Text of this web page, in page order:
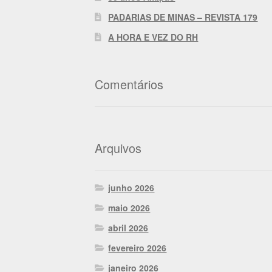
PADARIAS DE MINAS – REVISTA 179
A HORA E VEZ DO RH
Comentários
Arquivos
junho 2026
maio 2026
abril 2026
fevereiro 2026
janeiro 2026